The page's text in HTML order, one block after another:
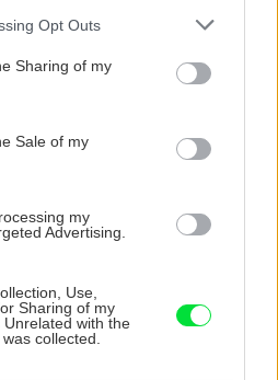
app uses one or more Google
behaviour. You may click to
and its third-party tags to
purposes in below Google
Opt Outs
Sharing of my
Sale of my
my
Advertising.
Use,
Sharing of my
with the
collected.
brutalistický klenot, bývalý
komentár